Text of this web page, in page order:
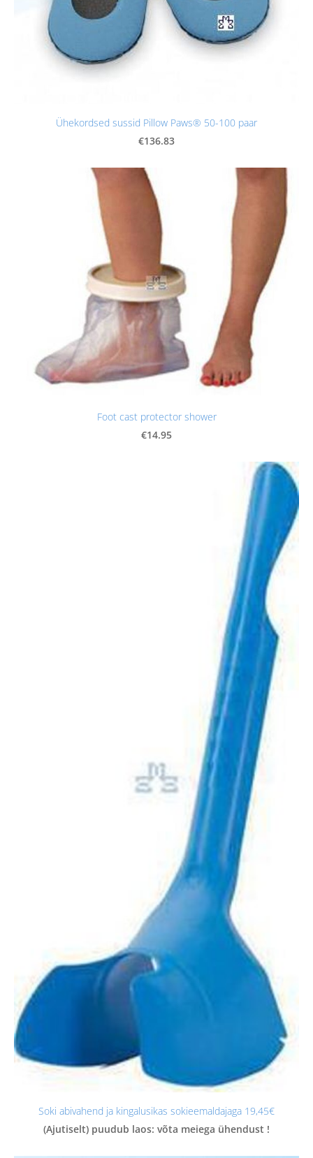
Ühekordsed sussid Pillow Paws® 50-100 paar
€136.83
Foot cast protector shower
€14.95
Soki abivahend ja kingalusikas sokieemaldajaga 19,45€
(Ajutiselt) puudub laos: võta meiega ühendust !